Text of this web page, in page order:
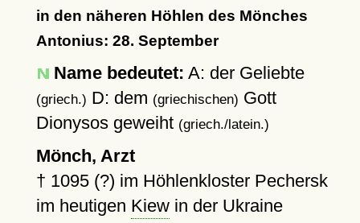
in den näheren Höhlen des Mönches
Antonius: 28. September
Name bedeutet: A: der Geliebte
(griech.) D: dem (griechischen) Gott
Dionysos geweiht (griech./latein.)
Mönch, Arzt
† 1095 (?) im Höhlenkloster Pechersk
im heutigen Kiewin der Ukraine